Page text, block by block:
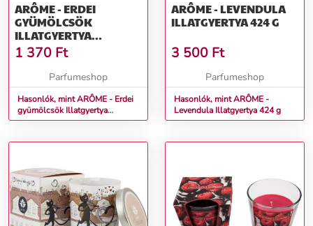
ARÔME - ERDEI
GYÜMÖLCSÖK
ILLATGYERTYA
DOBOZBAN 85 G
1 370 Ft
Parfumeshop
Hasonlók, mint ARÔME - Erdei
gyümölcsök Illatgyertya
dobozban 85 g
ARÔME - LEVENDULA
ILLATGYERTYA 424 G
3 500 Ft
Parfumeshop
Hasonlók, mint ARÔME -
Levendula Illatgyertya 424 g